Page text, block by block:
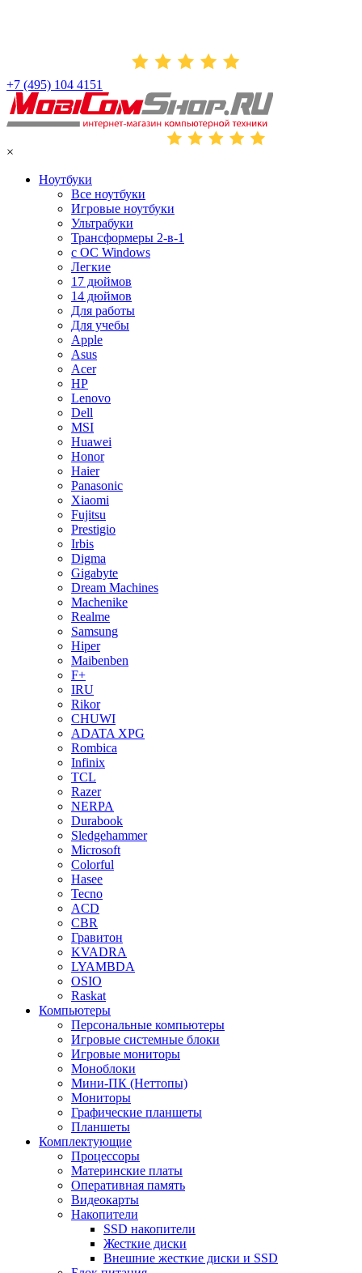
+7 (495) 104 4151
×
Ноутбуки
Все ноутбуки
Игровые ноутбуки
Ультрабуки
Трансформеры 2-в-1
с ОС Windows
Легкие
17 дюймов
14 дюймов
Для работы
Для учебы
Apple
Asus
Acer
HP
Lenovo
Dell
MSI
Huawei
Honor
Haier
Panasonic
Xiaomi
Fujitsu
Prestigio
Irbis
Digma
Gigabyte
Dream Machines
Machenike
Realme
Samsung
Hiper
Maibenben
F+
IRU
Rikor
CHUWI
ADATA XPG
Rombica
Infinix
TCL
Razer
NERPA
Durabook
Sledgehammer
Microsoft
Colorful
Hasee
Tecno
ACD
CBR
Гравитон
KVADRA
LYAMBDA
OSIO
Raskat
Компьютеры
Персональные компьютеры
Игровые системные блоки
Игровые мониторы
Моноблоки
Мини-ПК (Неттопы)
Мониторы
Графические планшеты
Планшеты
Комплектующие
Процессоры
Материнские платы
Оперативная память
Видеокарты
Накопители
SSD накопители
Жесткие диски
Внешние жесткие диски и SSD